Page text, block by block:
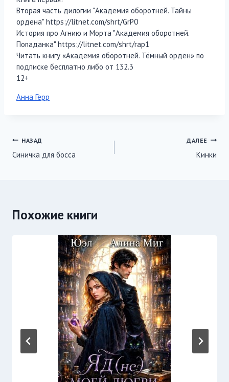
Вторая часть дилогии "Академия оборотней. Тайны
ордена" https://litnet.com/shrt/GrP0
История про Агнию и Морта "Академия оборотней.
Попаданка" https://litnet.com/shrt/rap1
Читать книгу «Академия оборотней. Тёмный орден» по
подписке бесплатно либо от 132.3
12+
Метки
Анна Герр
Навигация
по
НАЗАД
Синичка для босса
ДАЛЕЕ
Кинки
Похожие книги